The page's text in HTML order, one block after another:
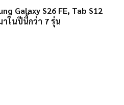
Galaxy S26 FE, Tab S12
ในปีนี้กว่า 7 รุ่น